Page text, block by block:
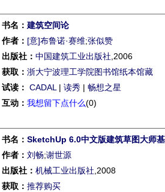
书名： 建筑空间论
作者： [意]布鲁诺·赛维;张似赞
出版社： 中国建筑工业出版社 ,2006
获取： 浙大宁波理工学院图书馆纸本馆藏
试读： CADAL | 读秀 | 畅想之星
互动： 我想留下点什么(0)
书名： SketchUp 6.0中文版建筑草图大师
作者： 刘畅;谢世源
出版社： 机械工业出版社 ,2008
获取： 推荐购买